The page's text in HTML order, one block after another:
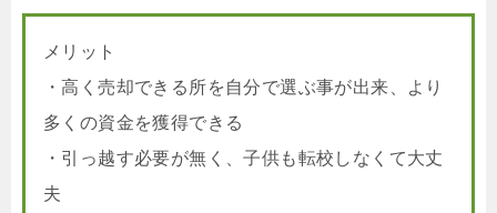
メリット
・高く売却できる所を自分で選ぶ事が出来、より
多くの資金を獲得できる
・引っ越す必要が無く、子供も転校しなくて大丈
夫